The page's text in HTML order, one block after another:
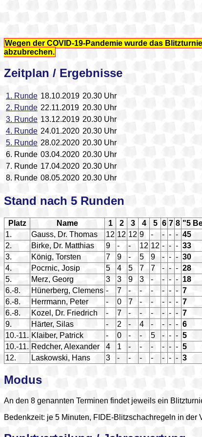
Wegen der COVID-19-Pandemie wurde das
abzubrechen.
Zeitplan / Ergebnisse
1. Runde 18.10.2019 20.30 Uhr
2. Runde 22.11.2019 20.30 Uhr
3. Runde 13.12.2019 20.30 Uhr
4. Runde 24.01.2020 20.30 Uhr
5. Runde 28.02.2020 20.30 Uhr
6. Runde 03.04.2020 20.30 Uhr
7. Runde 17.04.2020 20.30 Uhr
8. Runde 08.05.2020 20.30 Uhr
Stand nach 5 Runden
Platz Name 1 2 3 4 5 6 7 8 "5
1.
Gauss, Dr. Thomas 12 12 12 9 - - - - 45
2.
Birke, Dr. Matthias 9 - - 12 12 - - - 33
3.
König, Torsten 7 9 - 5 9 - - - 30
4.
Pocrnic, Josip 5 4 5 7 7 - - - 28
5.
Merz, Georg 3 3 9 3 - - - - 18
6.-8.
Hünerberg, Clemens - 7 - - - - - - 7
6.-8.
Herrmann, Peter - 0 7 - - - - - 7
6.-8.
Kozel, Dr. Friedrich - 7 - - - - - - 7
9.
Härter, Silas - 2 - 4 - - - - 6
10.-11. Klaiber, Patrick - 0 - - 5 - - - 5
10.-11. Redcher, Alexander 4 1 - - - - - - 5
12.
Laskowski, Hans 3 - - - - - - - 3
Modus
An den 8 genannten Terminen findet jeweils ein
Bedenkzeit: je 5 Minuten, FIDE-Blitzschachregeln in